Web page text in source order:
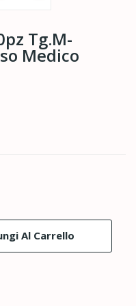
Tg.M-
Medico
Al Carrello